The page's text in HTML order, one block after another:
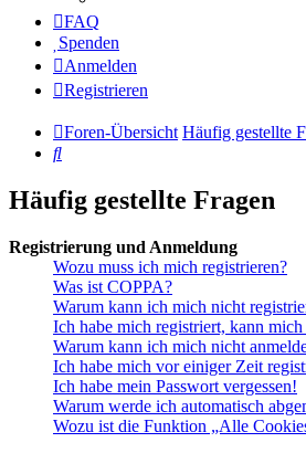
FAQ
Spenden
Anmelden
Registrieren
Foren-Übersicht Häufig gestellte
Suche
Häufig gestellte Fragen
Registrierung und Anmeldung
Wozu muss ich mich registrieren?
Was ist COPPA?
Warum kann ich mich nicht
Ich habe mich registriert, kann
Warum kann ich mich nicht
Ich habe mich vor einiger Zeit
Ich habe mein Passwort vergessen!
Warum werde ich automatisch
Wozu ist die Funktion „Alle